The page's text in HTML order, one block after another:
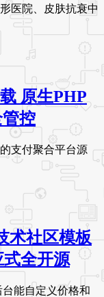
医院、皮肤抗衰中
原生PHP
控
支付聚合平台源
术社区模板
全开源
能自定义价格和